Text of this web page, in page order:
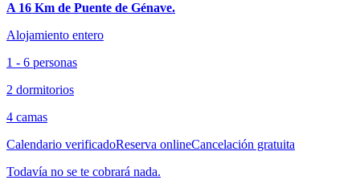
A 16 Km de Puente de Génave.
Alojamiento entero
1 - 6 personas
2 dormitorios
4 camas
Calendario verificadoReserva onlineCancelación gratuita
Todavía no se te cobrará nada.